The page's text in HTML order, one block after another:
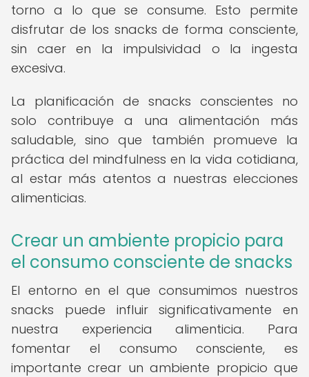
torno a lo que se consume. Esto permite
disfrutar de los snacks de forma consciente,
sin caer en la impulsividad o la ingesta
excesiva.
La planificación de snacks conscientes no
solo contribuye a una alimentación más
saludable, sino que también promueve la
práctica del mindfulness en la vida cotidiana,
al estar más atentos a nuestras elecciones
alimenticias.
Crear un ambiente propicio para
el consumo consciente de snacks
El entorno en el que consumimos nuestros
snacks puede influir significativamente en
nuestra experiencia alimenticia. Para
fomentar el consumo consciente, es
importante crear un ambiente propicio que